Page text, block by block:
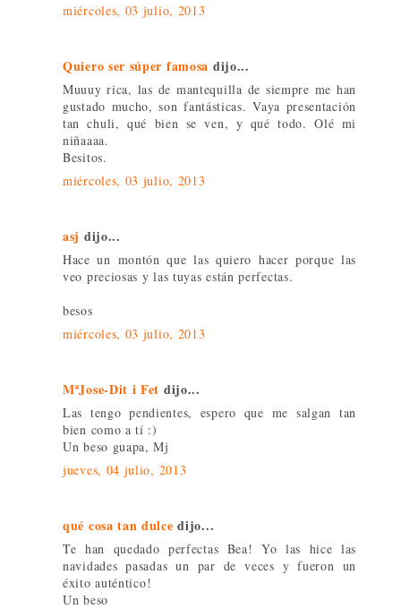
miércoles, 03 julio, 2013
Quiero ser súper famosa dijo...
Muuuy rica, las de mantequilla de siempre me han
gustado mucho, son fantásticas. Vaya presentación
tan chuli, qué bien se ven, y qué todo. Olé mi
niñaaaa.
Besitos.
miércoles, 03 julio, 2013
asj dijo...
Hace un montón que las quiero hacer porque las
veo preciosas y las tuyas están perfectas.
besos
miércoles, 03 julio, 2013
MªJose-Dit i Fet dijo...
Las tengo pendientes, espero que me salgan tan
bien como a tí :)
Un beso guapa, Mj
jueves, 04 julio, 2013
qué cosa tan dulce dijo...
Te han quedado perfectas Bea! Yo las hice las
navidades pasadas un par de veces y fueron un
éxito auténtico!
Un beso